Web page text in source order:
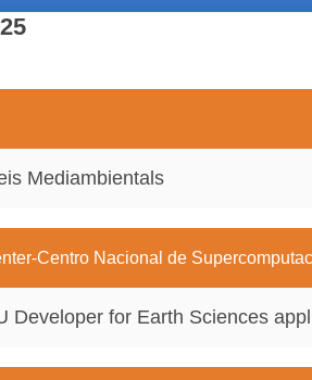
Mediambientals
Centro Nacional de
Developer for Earth Sciences